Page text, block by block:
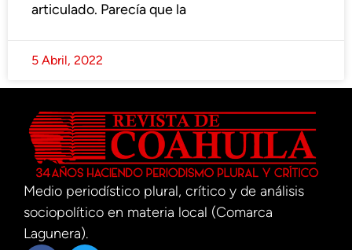
articulado. Parecía que la
5 Abril, 2022
Medio periodístico plural, crítico y de análisis
sociopolítico en materia local (Comarca
Lagunera).